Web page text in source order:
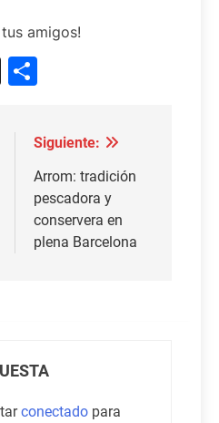
amigos!
X
Siguiente:
Arrom: tradición
pescadora y
conservera en
plena Barcelona
conectado para